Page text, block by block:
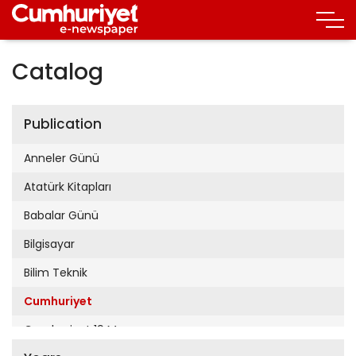
Catalog
Publication
Anneler Günü
Atatürk Kitapları
Babalar Günü
Bilgisayar
Bilim Teknik
Cumhuriyet
Cumhuriyet 19 Mayıs